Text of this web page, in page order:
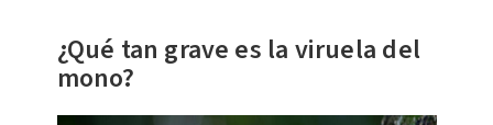
¿Qué tan grave es la viruela del
mono?